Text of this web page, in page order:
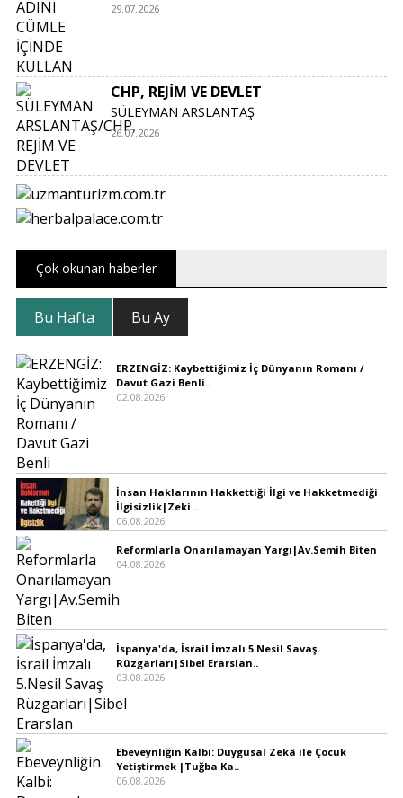
29.07.2026
CHP, REJİM VE DEVLET
SÜLEYMAN ARSLANTAŞ
26.07.2026
Çok okunan haberler
Bu Hafta Bu Ay
ERZENGİZ: Kaybettiğimiz İç Dünyanın Romanı /
Davut Gazi Benli..
02.08.2026
İnsan Haklarının Hakkettiği İlgi ve Hakketmediği
İlgisizlik|Zeki ..
06.08.2026
Reformlarla Onarılamayan Yargı|Av.Semih Biten
04.08.2026
İspanya'da, İsrail İmzalı 5.Nesil Savaş
Rüzgarları|Sibel Erarslan..
03.08.2026
Ebeveynliğin Kalbi: Duygusal Zekâ ile Çocuk
Yetiştirmek |Tuğba Ka..
06.08.2026